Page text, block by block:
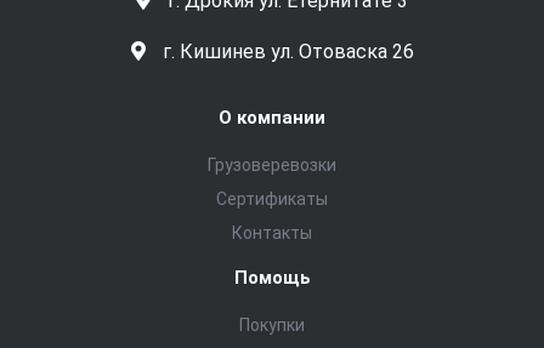
г. Кишинев ул. Отоваска 26
О компании
Грузоверевозки
Сертификаты
Контакты
Помощь
Покупки